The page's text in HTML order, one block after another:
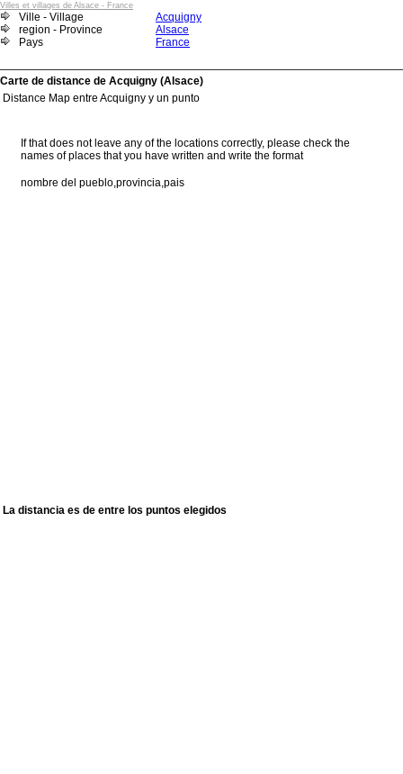
Villes et villages de Alsace - France
Ville - Village
Acquigny
region - Province
Alsace
Pays
France
Carte de distance de Acquigny (Alsace)
Distance Map entre Acquigny y un punto
If that does not leave any of the locations correctly, please check the
names of places that you have written and write the format
nombre del pueblo,provincia,pais
La distancia es de entre los puntos elegidos